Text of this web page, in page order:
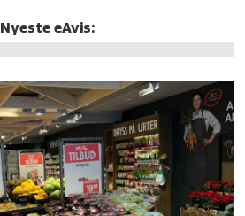
Nyeste eAvis: